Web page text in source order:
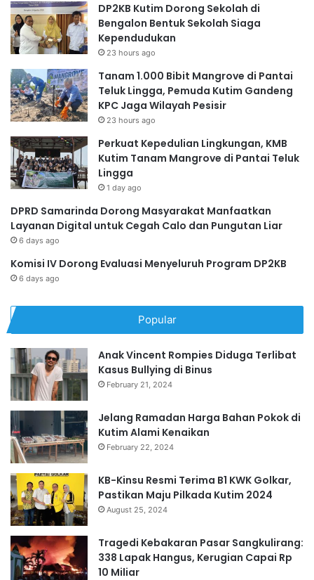
DP2KB Kutim Dorong Sekolah di
Bengalon Bentuk Sekolah Siaga
Kependudukan
23 hours ago
Tanam 1.000 Bibit Mangrove di Pantai
Teluk Lingga, Pemuda Kutim Gandeng
KPC Jaga Wilayah Pesisir
23 hours ago
Perkuat Kepedulian Lingkungan, KMB
Kutim Tanam Mangrove di Pantai Teluk
Lingga
1 day ago
DPRD Samarinda Dorong Masyarakat Manfaatkan
Layanan Digital untuk Cegah Calo dan Pungutan Liar
6 days ago
Komisi IV Dorong Evaluasi Menyeluruh Program DP2KB
6 days ago
Popular
Anak Vincent Rompies Diduga Terlibat
Kasus Bullying di Binus
February 21, 2024
Jelang Ramadan Harga Bahan Pokok di
Kutim Alami Kenaikan
February 22, 2024
KB-Kinsu Resmi Terima B1 KWK Golkar,
Pastikan Maju Pilkada Kutim 2024
August 25, 2024
Tragedi Kebakaran Pasar Sangkulirang:
338 Lapak Hangus, Kerugian Capai Rp
10 Miliar